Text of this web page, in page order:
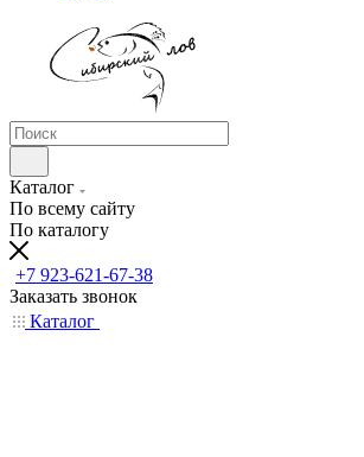
Каталог
По всему сайту
По каталогу
+7 923-621-67-38
Заказать звонок
Каталог